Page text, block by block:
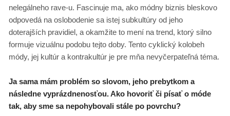
nelegálneho rave-u. Fascinuje ma, ako módny biznis bleskovo
odpovedá na oslobodenie sa istej subkultúry od jeho
doterajších pravidiel, a okamžite to mení na trend, ktorý silno
formuje vizuálnu podobu tejto doby. Tento cyklický kolobeh
módy, jej kultúr a kontrakultúr je pre mňa nevyčerpateľná téma.
Ja sama mám problém so slovom, jeho prebytkom a
následne vyprázdnenosťou. Ako hovoriť či písať o móde
tak, aby sme sa nepohybovali stále po povrchu?